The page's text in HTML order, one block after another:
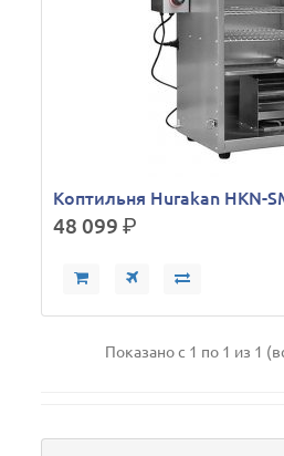
Коптильня Hurakan HKN-
48 099р.
Показано с 1 по 1 из 1